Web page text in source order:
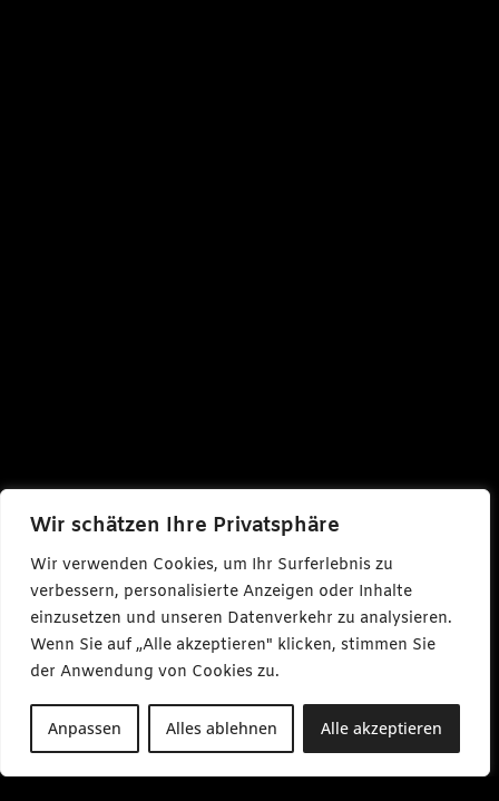
Wir schätzen Ihre Privatsphäre
Wir verwenden Cookies, um Ihr Surferlebnis zu
verbessern, personalisierte Anzeigen oder Inhalte
einzusetzen und unseren Datenverkehr zu analysieren.
Wenn Sie auf „Alle akzeptieren" klicken, stimmen Sie
der Anwendung von Cookies zu.
Anpassen Alles ablehnen Alle akzeptieren